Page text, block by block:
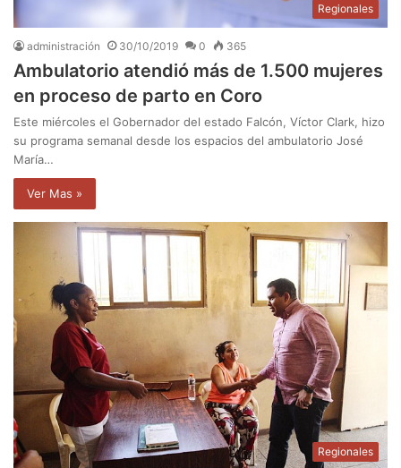
Regionales
administración 30/10/2019 0 365
Ambulatorio atendió más de 1.500 mujeres
en proceso de parto en Coro
Este miércoles el Gobernador del estado Falcón, Víctor Clark, hizo
su programa semanal desde los espacios del ambulatorio José
María…
Ver Mas »
Regionales